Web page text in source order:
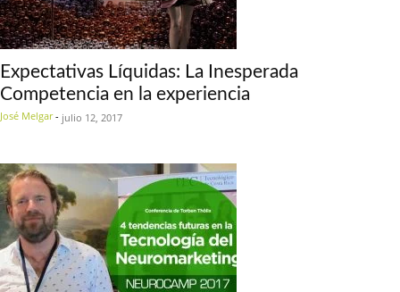
Expectativas Líquidas: La Inesperada
Competencia en la experiencia
José Melgar - julio 12, 2017